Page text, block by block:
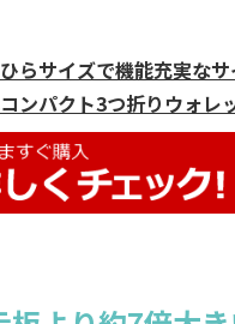
らサイズで機能充実な
ンパクト3つ折りウォレ